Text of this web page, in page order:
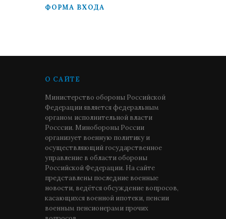
ФОРМА ВХОДА
О САЙТЕ
Министерство обороны Российской
Федерации является федеральным
органом исполнительной власти
Росссии. Минобороны России
организует военную политику и
осуществляющий государственное
управление в области обороны
Российской Федерации. На сайте
представлены последние военные
новости, ведётся обсуждение вопросов,
касающихся военной ипотеки, пенсии
военным пенсионерами прочих